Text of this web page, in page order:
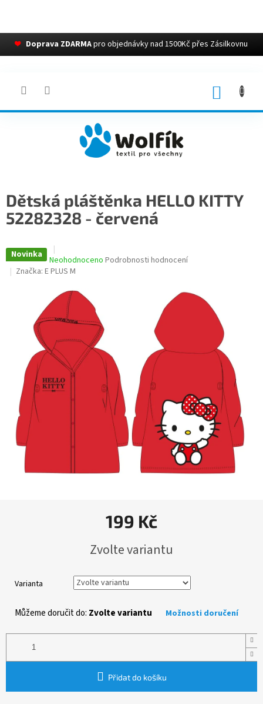
❤ Doprava ZDARMApro objednávky nad 1500Kč přes Zásilkovnu
Dětská pláštěnka HELLO KITTY
52282328 - červená
Novinka
Průměrné
hodnocení
0,0
z
hvězdiček.
Neohodnoceno Podrobnosti hodnocení
Značka: E PLUS M
199 Kč
cena:
Zvolte variantu
Varianta
Můžeme doručit do: Zvolte variantu Možnosti doručení
Přidat do košíku